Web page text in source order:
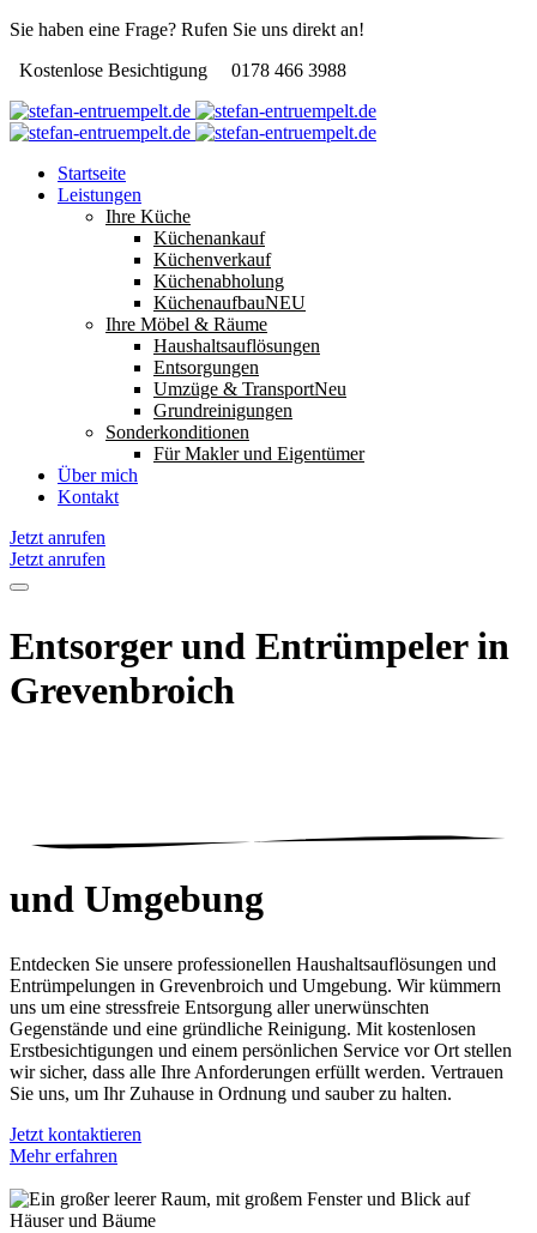
Sie haben eine Frage? Rufen Sie uns direkt an!
Kostenlose Besichtigung
0178 466 3988
Startseite
Leistungen
Ihre Küche
Küchenankauf
Küchenverkauf
Küchenabholung
KüchenaufbauNEU
Ihre Möbel & Räume
Haushaltsauflösungen
Entsorgungen
Umzüge & TransportNeu
Grundreinigungen
Sonderkonditionen
Für Makler und Eigentümer
Über mich
Kontakt
Jetzt anrufen
Jetzt anrufen
Entsorger und Entrümpeler in
Grevenbroich
und Umgebung
Entdecken Sie unsere professionellen Haushaltsauflösungen und
Entrümpelungen in Grevenbroich und Umgebung. Wir kümmern
uns um eine stressfreie Entsorgung aller unerwünschten
Gegenstände und eine gründliche Reinigung. Mit kostenlosen
Erstbesichtigungen und einem persönlichen Service vor Ort stellen
wir sicher, dass alle Ihre Anforderungen erfüllt werden. Vertrauen
Sie uns, um Ihr Zuhause in Ordnung und sauber zu halten.
Jetzt kontaktieren
Mehr erfahren